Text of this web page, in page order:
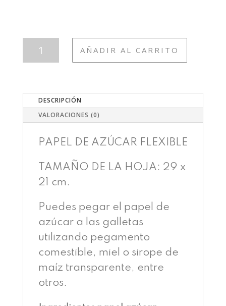
AÑADIR AL CARRITO
DESCRIPCIÓN
VALORACIONES (0)
PAPEL DE AZÚCAR FLEXIBLE
TAMAÑO DE LA HOJA: 29 x
21 cm.
Puedes pegar el papel de
azúcar a las galletas
utilizando pegamento
comestible, miel o sirope de
maíz transparente, entre
otros.